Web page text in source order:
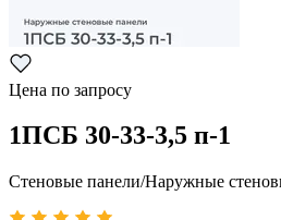
Цена по запросу
1ПСБ 30-33-3,5 п-1
Стеновые панели/Наружные